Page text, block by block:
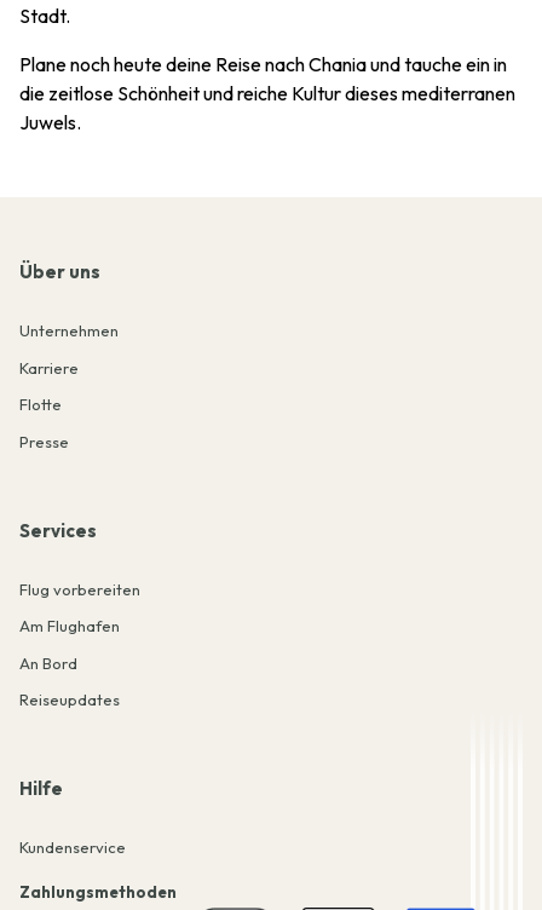
Stadt.
Plane noch heute deine Reise nach Chania und tauche ein in
die zeitlose Schönheit und reiche Kultur dieses mediterranen
Juwels.
Über uns
Unternehmen
Karriere
Flotte
Presse
Services
Flug vorbereiten
Am Flughafen
An Bord
Reiseupdates
Hilfe
Kundenservice
Zahlungsmethoden